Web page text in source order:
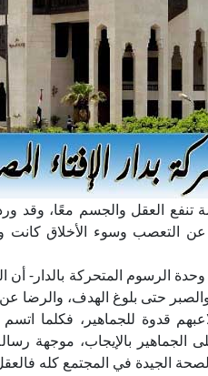
تنفع العقل والجسم معًا، وقد
عن التعصب وسوء الأخلاق
الرسوم المتحركة بالدار-
حتى بلوغ الهدف، والرضا عن
قدوة للجماهير، فكلما
بالإيجاب، موجهة
الجيدة في المجتمع كله